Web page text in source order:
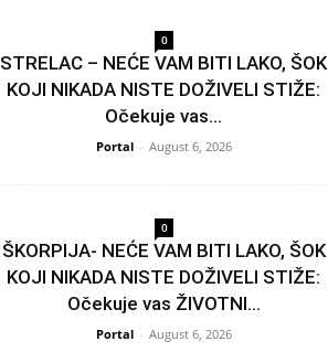
0
STRELAC – NEĆE VAM BITI LAKO, ŠOK
KOJI NIKADA NISTE DOŽIVELI STIŽE:
Očekuje vas...
Portal - August 6, 2026
0
ŠKORPIJA- NEĆE VAM BITI LAKO, ŠOK
KOJI NIKADA NISTE DOŽIVELI STIŽE:
Očekuje vas ŽIVOTNI...
Portal - August 6, 2026